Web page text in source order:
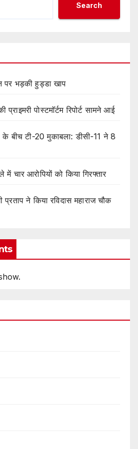
Search
पर भड़की हुड्डा खाप
पोस्टमॉर्टम रिपोर्ट सामने आई
बीच टी-20 मुकाबला: डीसी-11 ने 8
चार आरोपियों को किया गिरफ्तार
प्रताप ने किया रविदास महाराज चौक